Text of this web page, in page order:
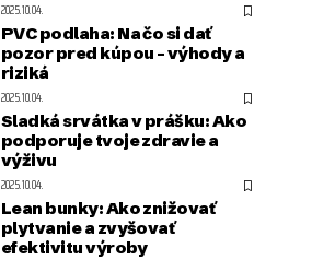
2025.10.04.
PVC podlaha: Na čo si dať
pozor pred kúpou – výhody a
riziká
2025.10.04.
Sladká srvátka v prášku: Ako
podporuje tvoje zdravie a
výživu
2025.10.04.
Lean bunky: Ako znižovať
plytvanie a zvyšovať
efektivitu výroby